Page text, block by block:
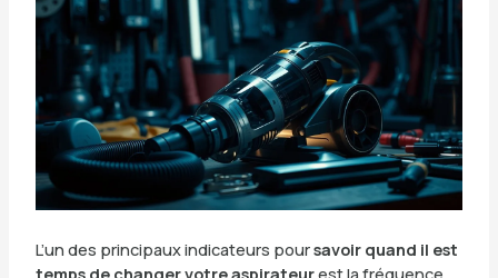
L’un des principaux indicateurs poursavoir quand il est
temps de changer votre aspirateurest la fréquence